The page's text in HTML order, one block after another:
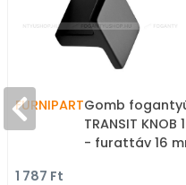
FURNIPARTGomb
TRANSIT
- furattáv 16
ötvözet -
1 787 Ft